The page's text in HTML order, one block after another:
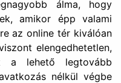
álma, hogy
amikor épp valami
az online tér kiválóan
elengedhetetlen,
a lehető legtovább
nélkül végbe